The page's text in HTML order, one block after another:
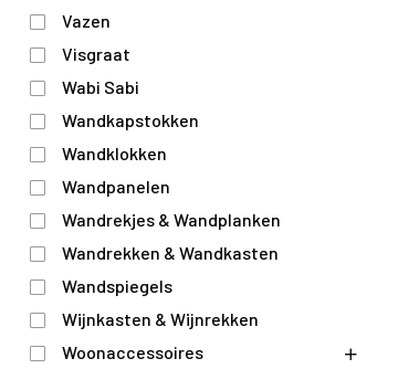
Vazen
Visgraat
Wabi Sabi
Wandkapstokken
Wandklokken
Wandpanelen
Wandrekjes & Wandplanken
Wandrekken & Wandkasten
Wandspiegels
Wijnkasten & Wijnrekken
Woonaccessoires